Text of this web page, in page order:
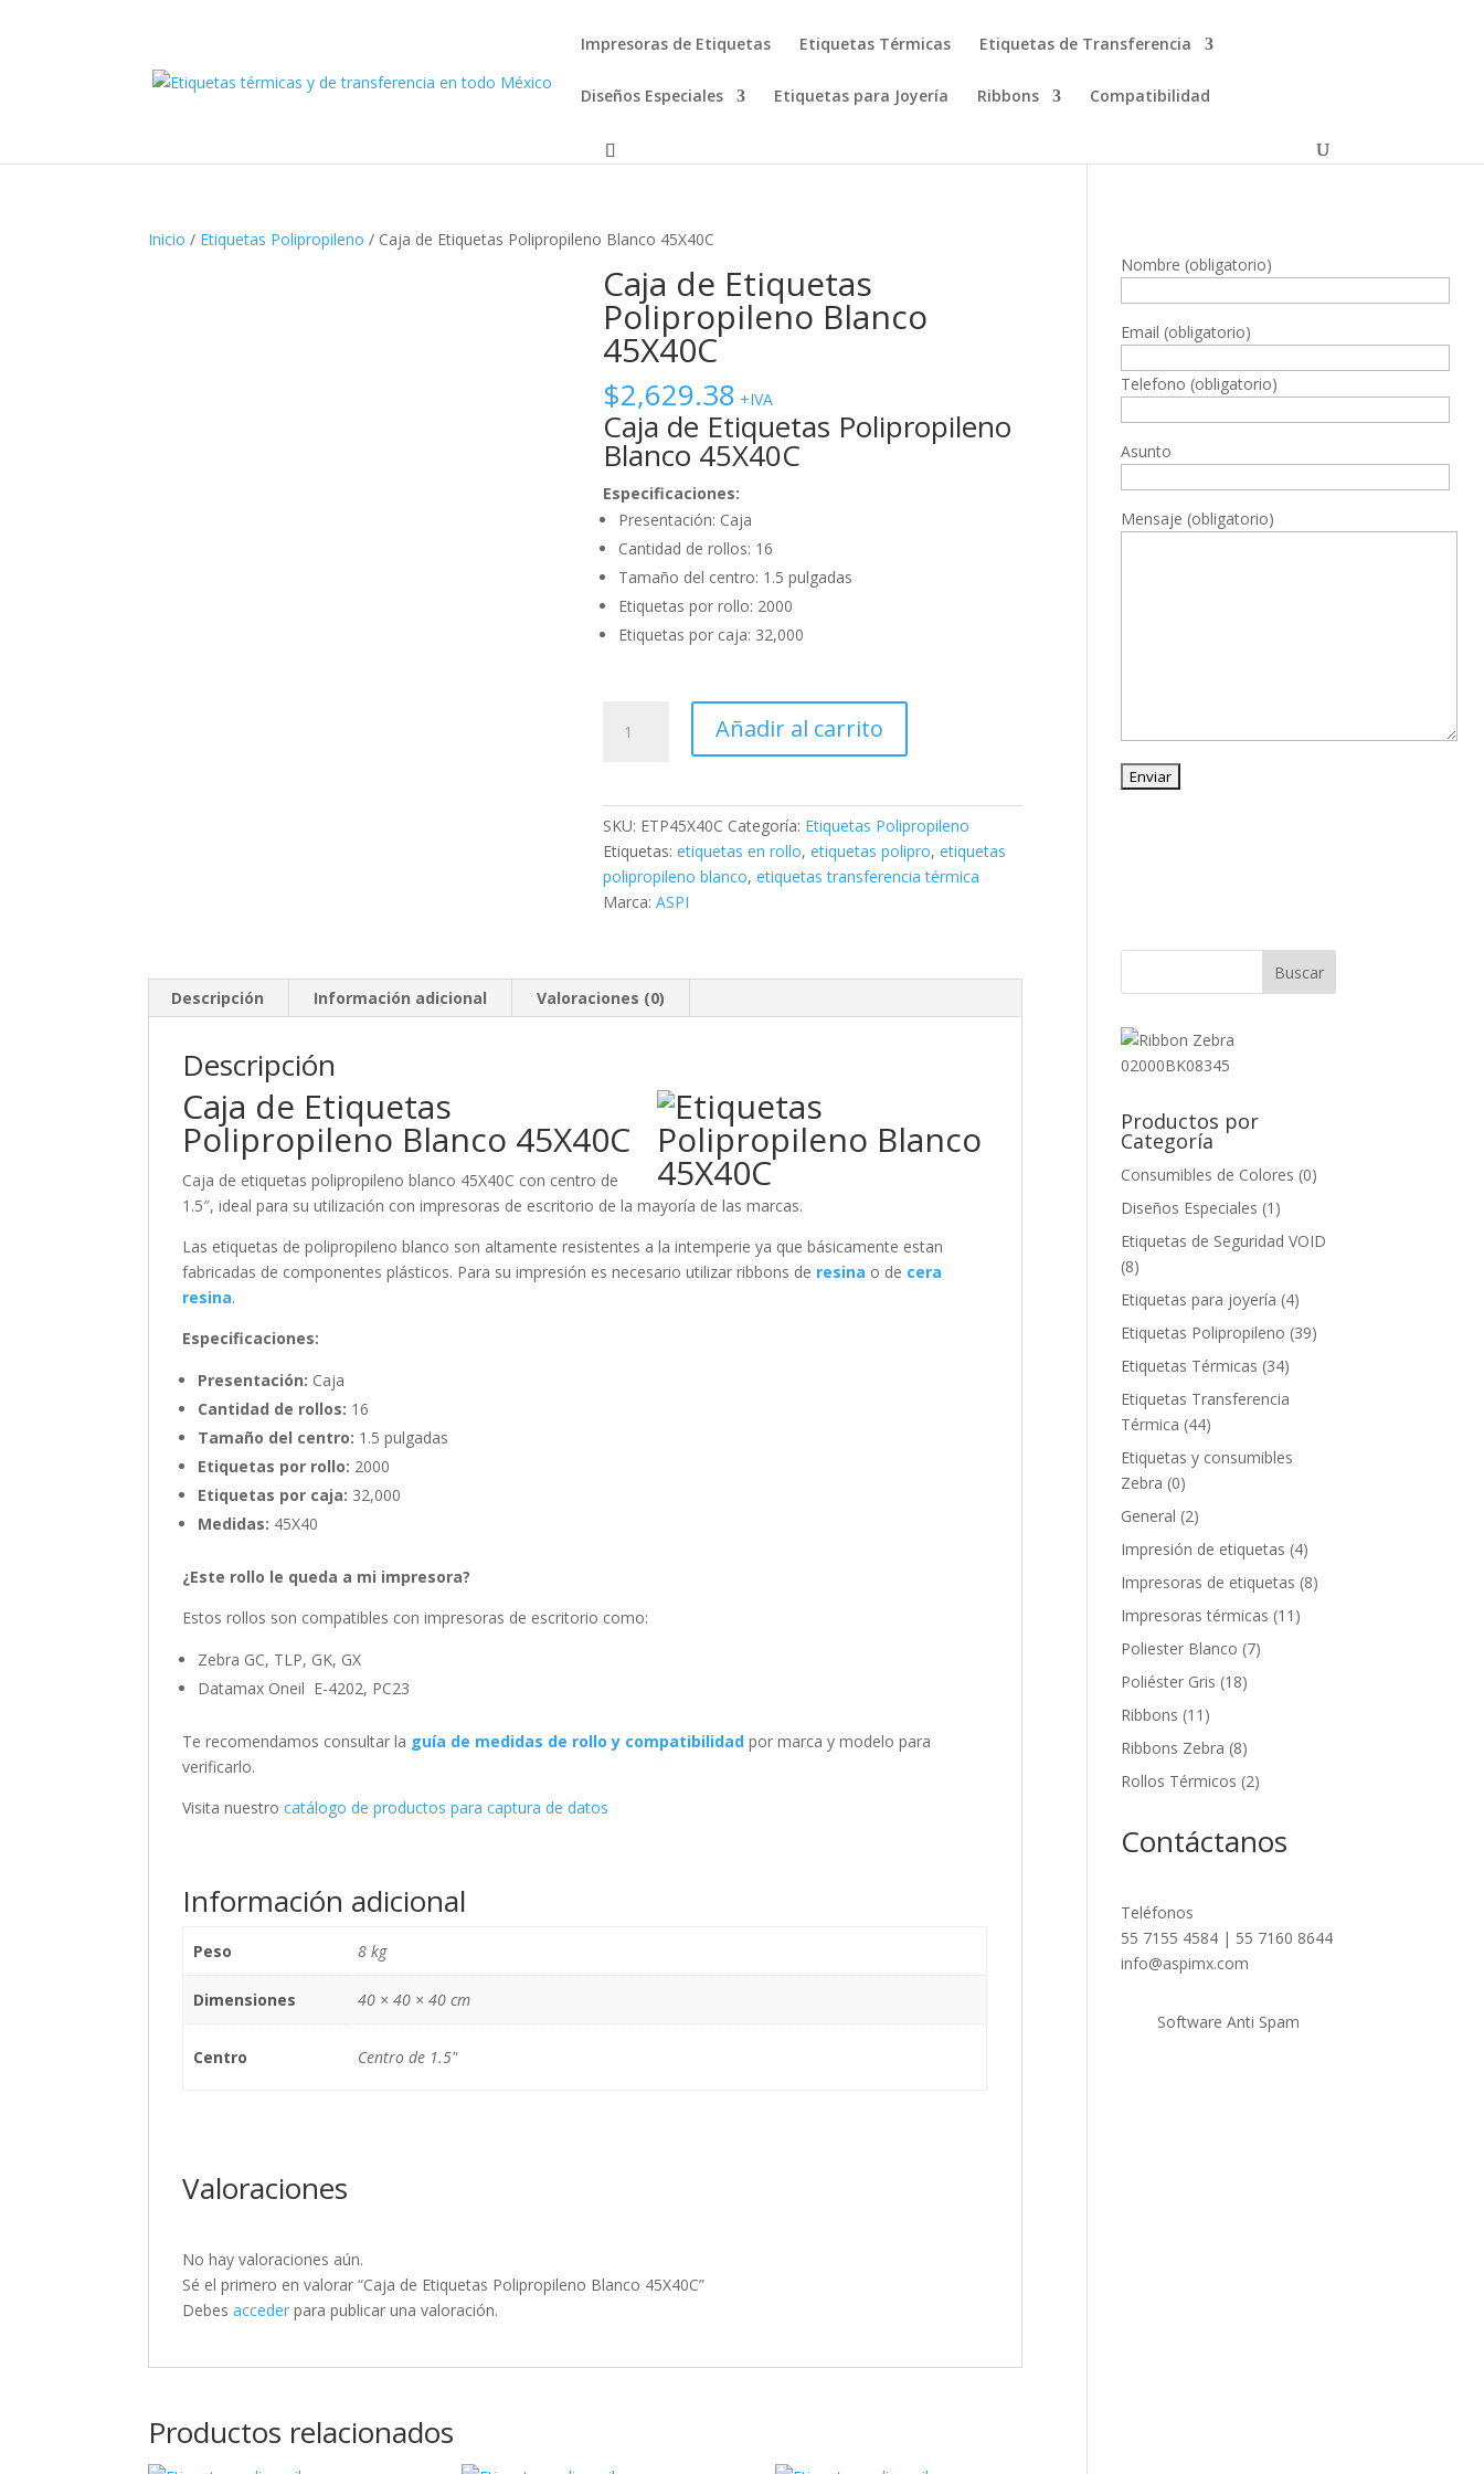
Impresoras de Etiquetas Etiquetas Térmicas Etiquetas de Transferencia
Diseños Especiales Etiquetas para Joyería Ribbons Compatibilidad
Inicio / Etiquetas Polipropileno / Caja de Etiquetas Polipropileno Blanco 45X40C
Caja de Etiquetas
Polipropileno Blanco
45X40C
$2,629.38 +IVA
Caja de Etiquetas Polipropileno
Blanco 45X40C
Especificaciones:
Presentación: Caja
Cantidad de rollos: 16
Tamaño del centro: 1.5 pulgadas
Etiquetas por rollo: 2000
Etiquetas por caja: 32,000
cantidad
Añadir al carrito
SKU: ETP45X40C Categoría: Etiquetas Polipropileno
Etiquetas:etiquetas en rollo,etiquetas polipro,etiquetas
polipropileno blanco,etiquetas transferencia térmica
Marca:ASPI
Descripción Información adicional Valoraciones (0)
Descripción
Caja de Etiquetas
Polipropileno Blanco 45X40C
Caja de etiquetas polipropileno blanco 45X40C con centro de
1.5″, ideal para su utilización con impresoras de escritorio de la mayoría de las marcas.
Las etiquetas de polipropileno blanco son altamente resistentes a la intemperie ya que básicamente estan
fabricadas de componentes plásticos. Para su impresión es necesario utilizar ribbons de resina o de cera
resina.
Especificaciones:
Presentación: Caja
Cantidad de rollos: 16
Tamaño del centro: 1.5 pulgadas
Etiquetas por rollo: 2000
Etiquetas por caja: 32,000
Medidas: 45X40
¿Este rollo le queda a mi impresora?
Estos rollos son compatibles con impresoras de escritorio como:
Zebra GC, TLP, GK, GX
Datamax Oneil E-4202, PC23
Te recomendamos consultar la guía de medidas de rollo y compatibilidad por marca y modelo para
verificarlo.
Visita nuestrocatálogo de productos para captura de datos
Información adicional
Peso 8 kg
Dimensiones 40 × 40 × 40 cm
Centro Centro de 1.5"
Valoraciones
No hay valoraciones aún.
Sé el primero en valorar “Caja de Etiquetas Polipropileno Blanco 45X40C”
Debesacceder para publicar una valoración.
Productos relacionados
Nombre (obligatorio)
Email (obligatorio)
Telefono (obligatorio)
Asunto
Mensaje (obligatorio)
Productos por
Categoría
Consumibles de Colores (0)
Diseños Especiales (1)
Etiquetas de Seguridad VOID
(8)
Etiquetas para joyería (4)
Etiquetas Polipropileno (39)
Etiquetas Térmicas (34)
Etiquetas Transferencia
Térmica (44)
Etiquetas y consumibles
Zebra (0)
General (2)
Impresión de etiquetas (4)
Impresoras de etiquetas (8)
Impresoras térmicas (11)
Poliester Blanco (7)
Poliéster Gris (18)
Ribbons (11)
Ribbons Zebra (8)
Rollos Térmicos (2)
Contáctanos
Teléfonos
55 7155 4584 | 55 7160 8644
info@aspimx.com
Software Anti Spam